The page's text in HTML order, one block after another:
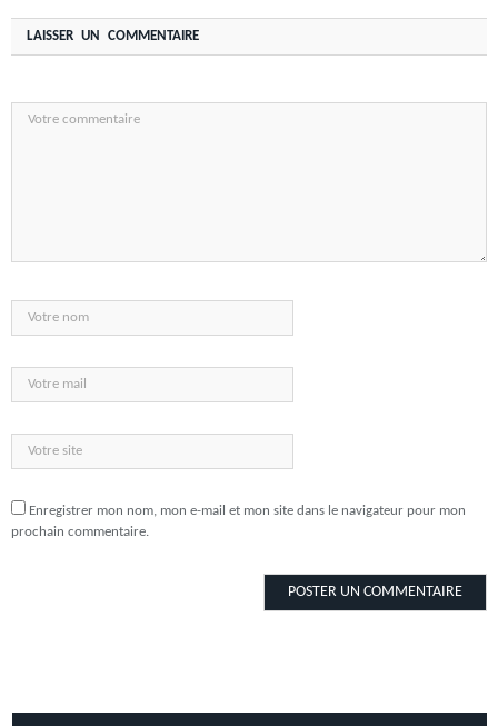
LAISSER UN COMMENTAIRE
Enregistrer mon nom, mon e-mail et mon site dans le navigateur pour mon
prochain commentaire.